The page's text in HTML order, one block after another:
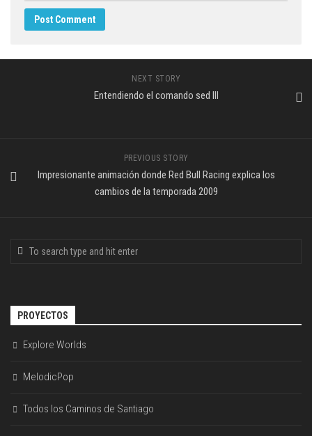
NEXT STORY
Entendiendo el comando sed III
PREVIOUS STORY
Impresionante animación donde Red Bull Racing explica los
cambios de la temporada 2009
PROYECTOS
Explore Worlds
MelodicPop
Todos los Caminos de Santiago